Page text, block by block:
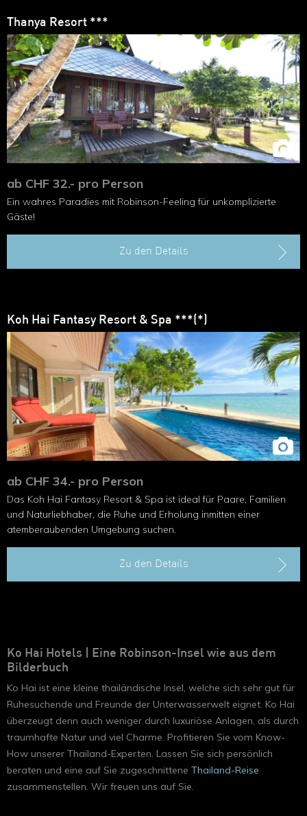
Thanya Resort ***
ab CHF 32.- pro Person
Ein wahres Paradies mit Robinson-Feeling für unkomplizierte
Gäste!
Zu den Details
Koh Hai Fantasy Resort & Spa ***(*)
ab CHF 34.- pro Person
Das Koh Hai Fantasy Resort & Spa ist ideal für Paare, Familien
und Naturliebhaber, die Ruhe und Erholung inmitten einer
atemberaubenden Umgebung suchen.
Zu den Details
Ko Hai Hotels | Eine Robinson-Insel wie aus dem
Bilderbuch
Ko Hai ist eine kleine thailändische Insel, welche sich sehr gut für
Ruhesuchende und Freunde der Unterwasserwelt eignet. Ko Hai
überzeugt denn auch weniger durch luxuriöse Anlagen, als durch
traumhafte Natur und viel Charme. Profitieren Sie vom Know-
How unserer Thailand-Experten. Lassen Sie sich persönlich
beraten und eine auf Sie zugeschnittene Thailand-Reise
zusammenstellen. Wir freuen uns auf Sie.